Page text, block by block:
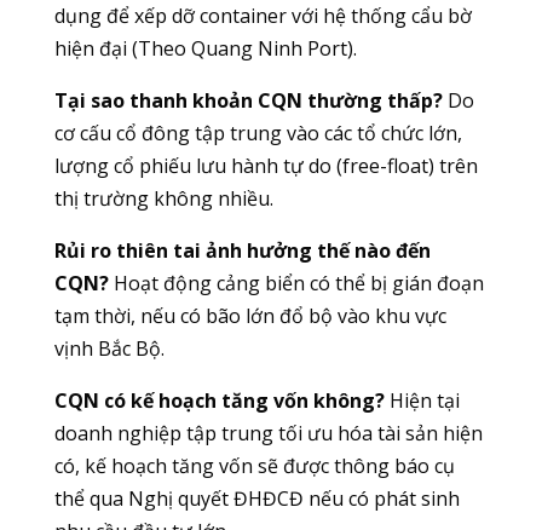
dụng để xếp dỡ container với hệ thống cẩu bờ
hiện đại (Theo Quang Ninh Port).
Tại sao thanh khoản CQN thường thấp?Do
cơ cấu cổ đông tập trung vào các tổ chức lớn,
lượng cổ phiếu lưu hành tự do (free-float) trên
thị trường không nhiều.
Rủi ro thiên tai ảnh hưởng thế nào đến
CQN?Hoạt động cảng biển có thể bị gián đoạn
tạm thời, nếu có bão lớn đổ bộ vào khu vực
vịnh Bắc Bộ.
CQN có kế hoạch tăng vốn không?Hiện tại
doanh nghiệp tập trung tối ưu hóa tài sản hiện
có, kế hoạch tăng vốn sẽ được thông báo cụ
thể qua Nghị quyết ĐHĐCĐ nếu có phát sinh